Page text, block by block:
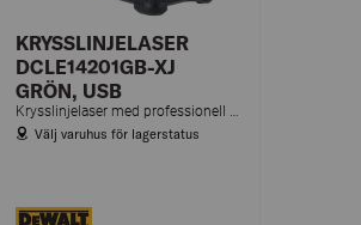
KRYSSLINJELASER
DCLE14201GB-XJ
GRÖN, USB
Välj varuhus för lagerstatus